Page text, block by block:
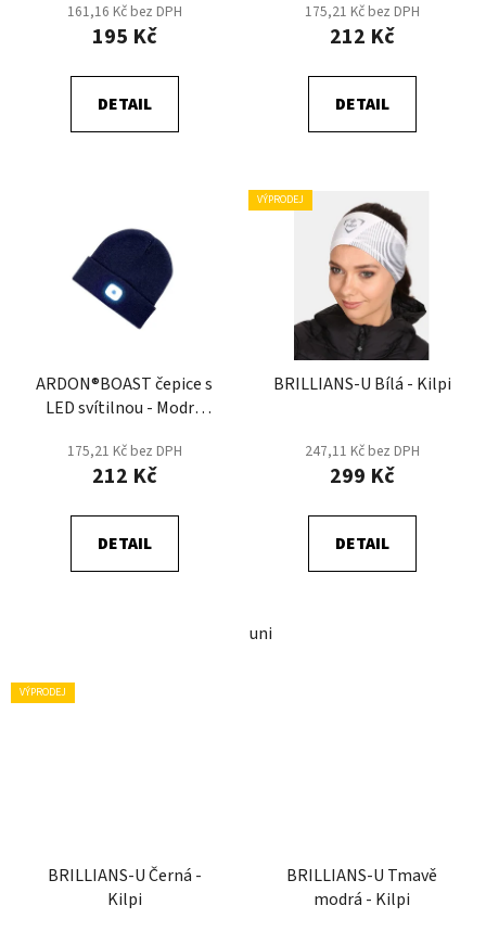
161,16 Kč bez DPH
195 Kč
DETAIL
175,21 Kč bez DPH
212 Kč
DETAIL
ARDON®BOAST čepice s
LED svítilnou - Modrá
175,21 Kč bez DPH
212 Kč
DETAIL
VÝPRODEJ
BRILLIANS-U Bílá - Kilpi
247,11 Kč bez DPH
299 Kč
DETAIL
uni
VÝPRODEJ
BRILLIANS-U Černá -
Kilpi
BRILLIANS-U Tmavě
modrá - Kilpi